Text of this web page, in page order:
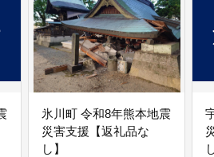
氷川町 令和8年熊本地震
災害支援【返礼品な
し】